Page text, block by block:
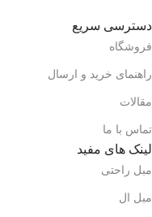
دسترسی سریع
فروشگاه
راهنمای خرید و ارسال
مقالات
تماس با ما
لینک های مفید
مبل راحتی
مبل ال